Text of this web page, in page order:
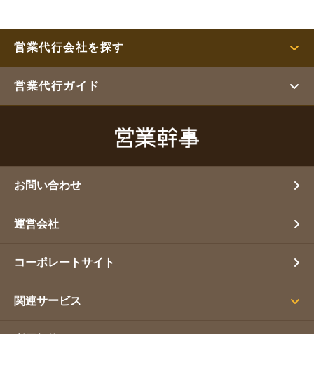
営業代行会社を探す
営業代行ガイド
お問い合わせ
運営会社
コーポレートサイト
関連サービス